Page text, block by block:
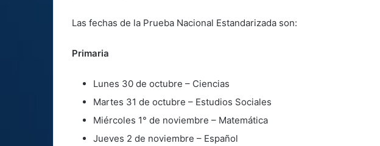
Las fechas de la Prueba Nacional Estandarizada son:
Primaria
Lunes 30 de octubre – Ciencias
Martes 31 de octubre – Estudios Sociales
Miércoles 1° de noviembre – Matemática
Jueves 2 de noviembre – Español